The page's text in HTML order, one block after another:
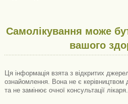
Самолікування може
вашого
Ця інформація взята з відкритих
ознайомлення. Вона не є керівництвом
та не замінює очної консультації лікаря.